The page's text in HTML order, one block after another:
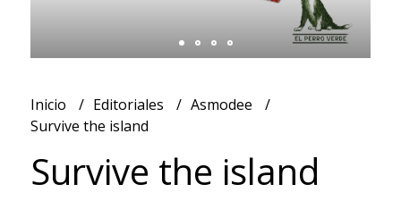
Inicio Editoriales
Asmodee
Survive the island
Survive the island